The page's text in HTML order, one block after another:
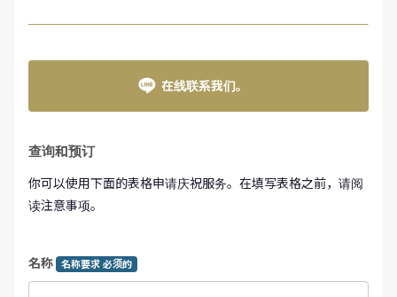
在线联系我们。
查询和预订
你可以使用下面的表格申请庆祝服务。在填写表格之前，请阅
读注意事项。
名称 名称要求 必须的